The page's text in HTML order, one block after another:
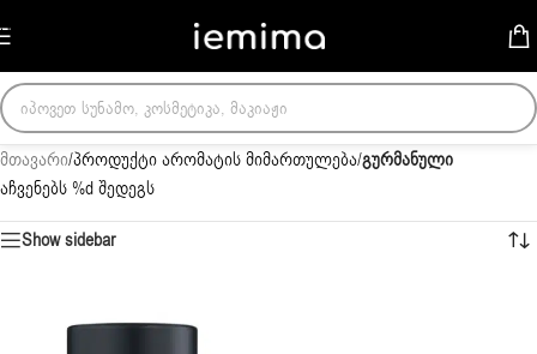
Skip to navigation
მთავარი/პროდუქტი არომატის მიმართულება/გურმანული
აჩვენებს %d შედეგს
Show sidebar